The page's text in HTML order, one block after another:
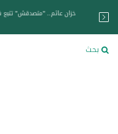
خزان عائم.. "متصدقش"
بحث